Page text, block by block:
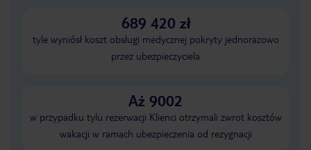
689 420 zł
tyle wyniósł koszt obsługi medycznej pokryty jednorazowo
przez ubezpieczyciela
Aż 9002
w przypadku tylu rezerwacji Klienci otrzymali zwrot kosztów
wakacji w ramach ubezpieczenia od rezygnacji